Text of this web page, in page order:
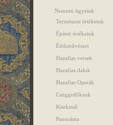
Nemzeti ügyeink
Természeti értékeink
Épített értékeink
Étökművészet
Hazafias versek
Hazafias dalok
Hazafias Operák
Csüggedőknek
Kitekintő
Panoráma